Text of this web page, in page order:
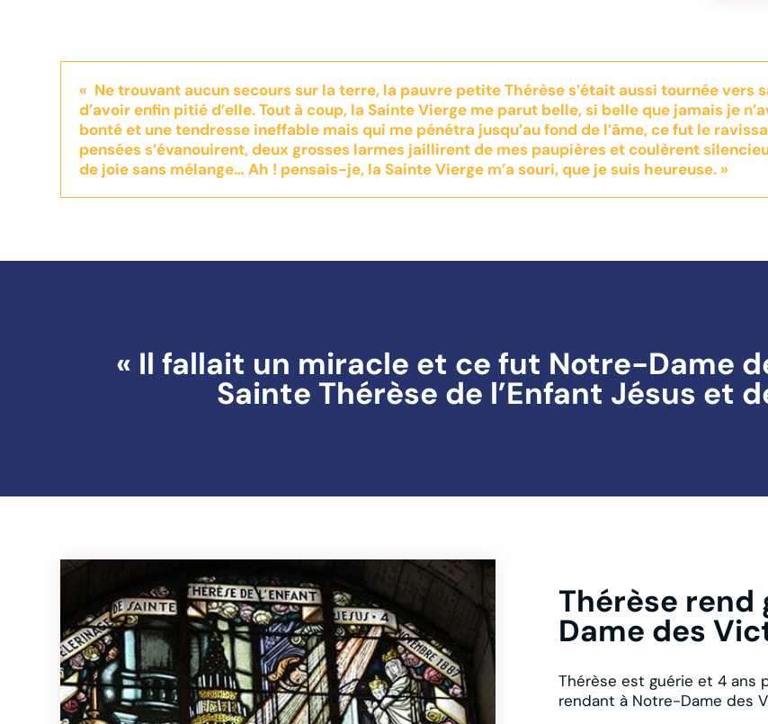
« Ne trouvant aucun secours sur la terre, la pauvre petite Thérèse s’était aussi tournée
d’avoir enfin pitié d’elle. Tout à coup, la Sainte Vierge me parut belle, si belle que jamais je
bonté et une tendresse ineffable mais qui me pénétra jusqu’au fond de l’âme, ce fut le
pensées s’évanouirent, deux grosses larmes jaillirent de mes paupières et coulèrent
de joie sans mélange… Ah ! pensais-je, la Sainte Vierge m’a souri, que je suis heureuse. »
« Il fallait un miracle et ce fut Notre-Dame
Sainte Thérèse de l’Enfant Jésus et
Thérèse rend
Dame des
Thérèse est guérie et 4 ans
rendant à Notre-Dame des